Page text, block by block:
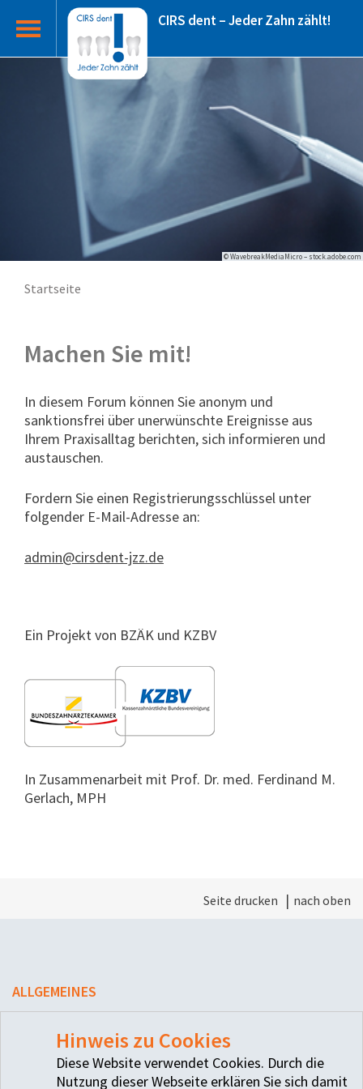
CIRS dent – Jeder Zahn zählt!
© WavebreakMediaMicro – stock.adobe.com
Startseite
Machen Sie mit!
In diesem Forum können Sie anonym und
sanktionsfrei über unerwünschte Ereignisse aus
Ihrem Praxisalltag berichten, sich informieren und
austauschen.
Fordern Sie einen Registrierungsschlüssel unter
folgender E-Mail-Adresse an:
admin@cirsdent-jzz.de
Ein Projekt von BZÄK und KZBV
In Zusammenarbeit mit Prof. Dr. med. Ferdinand M.
Gerlach, MPH
Seite drucken nach oben
ALLGEMEINES
Datenschutz
Hinweis zu Cookies
Diese Website verwendet Cookies. Durch die
Nutzung dieser Webseite erklären Sie sich damit